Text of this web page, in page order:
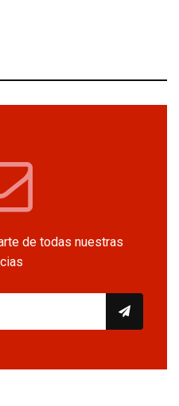
de todas nuestras